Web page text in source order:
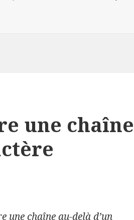
une chaîne
une chaîne au-delà d’un